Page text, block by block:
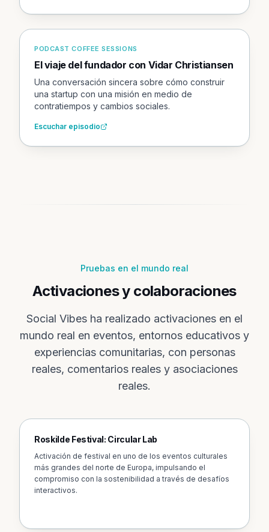
PODCAST COFFEE SESSIONS
El viaje del fundador con Vidar Christiansen
Una conversación sincera sobre cómo construir
una startup con una misión en medio de
contratiempos y cambios sociales.
Escuchar episodio
Pruebas en el mundo real
Activaciones y colaboraciones
Social Vibes ha realizado activaciones en el
mundo real en eventos, entornos educativos y
experiencias comunitarias, con personas
reales, comentarios reales y asociaciones
reales.
Roskilde Festival: Circular Lab
Activación de festival en uno de los eventos culturales
más grandes del norte de Europa, impulsando el
compromiso con la sostenibilidad a través de desafíos
interactivos.